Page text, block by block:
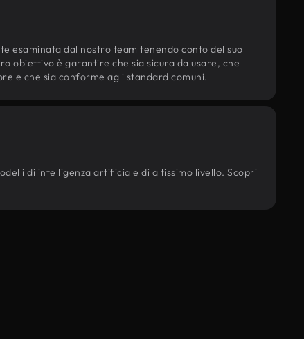
esaminata dal nostro team tenendo conto del suo
obiettivo è garantire che sia sicura da usare, che
e che sia conforme agli standard comuni.
di intelligenza artificiale di altissimo livello. Scopri